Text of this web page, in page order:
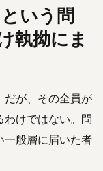
いう問
執拗にま
だが、その全員が
わけではない。問
一般層に届いた者